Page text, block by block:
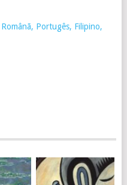
Românã, Portugês, Filipino,